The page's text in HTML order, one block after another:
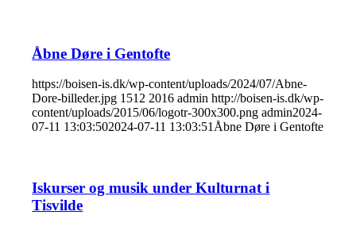
Åbne Døre i Gentofte
https://boisen-is.dk/wp-content/uploads/2024/07/Abne-
Dore-billeder.jpg 1512 2016 admin http://boisen-is.dk/wp-
content/uploads/2015/06/logotr-300x300.png admin2024-
07-11 13:03:502024-07-11 13:03:51 Åbne Døre i Gentofte
Iskurser og musik under Kulturnat i
Tisvilde